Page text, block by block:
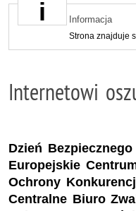
Informacja
Strona znajduje
Internetowi
Dzień
Europejskie
Ochrony
Centralne Biuro